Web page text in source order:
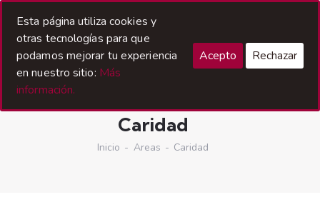
Caridad
Inicio Areas Caridad
Esta página utiliza cookies y
otras tecnologías para que
podamos mejorar tu experiencia
en nuestro sitio: Más
información.
Acepto Rechazar